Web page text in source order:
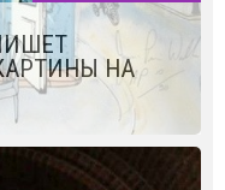
НА